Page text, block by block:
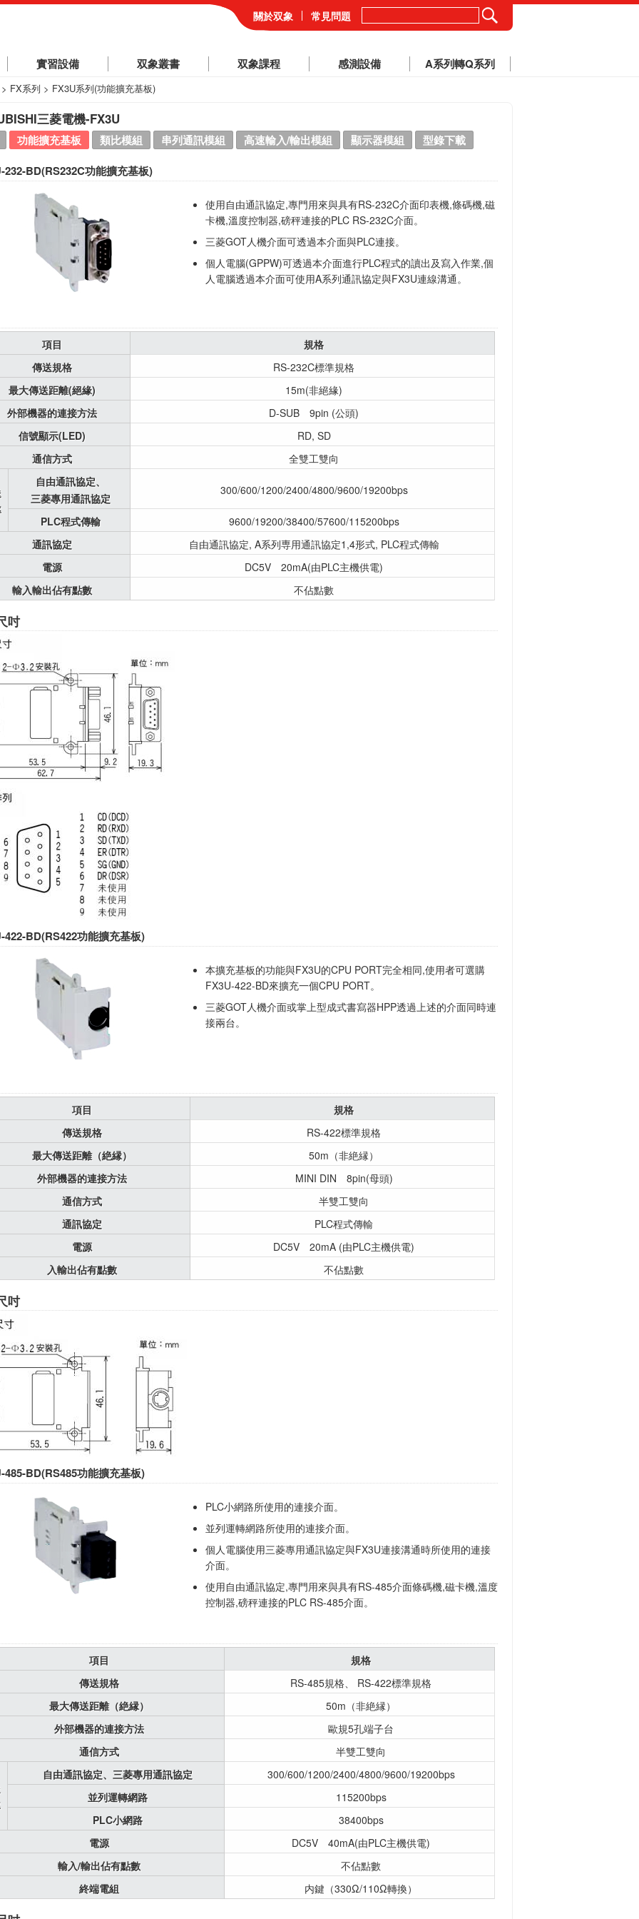
關於双象 常見問題
實習設備 双象叢書 双象課程 感測設備 A系列轉Q系列
FX系列 > FX3U系列(功能擴充基板)
三菱電機-FX3U
功能擴充基板 類比模組 串列通訊模組 高速輸入/輸出模組 顯示器模組
型錄下載
232-BD(RS232C功能擴充基板)
使用自由通訊協定,專門用來與具有RS-232C介面印表機,條碼機,磁
卡機,溫度控制器,磅秤連接的PLC RS-232C介面。
三菱GOT人機介面可透過本介面與PLC連接。
個人電腦(GPPW)可透過本介面進行PLC程式的讀出及寫入作業,個
人電腦透過本介面可使用A系列通訊協定與FX3U連線溝通。
項目
規格
傳送規格
RS-232C標準規格
最大傳送距離(絕緣)
15m(非絕緣)
外部機器的連接方法
D-SUB 9pin (公頭)
信號顯示(LED)
RD, SD
通信方式
全雙工雙向
自由通訊協定、
三菱專用通訊協定
300/600/1200/2400/4800/9600/19200bps
PLC程式傳輸
9600/19200/38400/57600/115200bps
通訊協定
自由通訊協定, A系列専用通訊協定1,4形式, PLC程式傳輸
電源
DC5V 20mA(由PLC主機供電)
輸入輸出佔有點數
不佔點數
吋
422-BD(RS422功能擴充基板)
本擴充基板的功能與FX3U的CPU PORT完全相同,使用者可選購
FX3U-422-BD來擴充一個CPU PORT。
三菱GOT人機介面或掌上型成式書寫器HPP透過上述的介面同時連
接兩台。
項目
規格
傳送規格
RS-422標準規格
最大傳送距離（絶縁）
50m（非絶縁）
外部機器的連接方法
MINI DIN 8pin(母頭)
通信方式
半雙工雙向
通訊協定
PLC程式傳輸
電源
DC5V 20mA (由PLC主機供電)
入輸出佔有點數
不佔點數
吋
485-BD(RS485功能擴充基板)
PLC小網路所使用的連接介面。
並列運轉網路所使用的連接介面。
個人電腦使用三菱專用通訊協定與FX3U連接溝通時所使用的連接
介面。
使用自由通訊協定,專門用來與具有RS-485介面條碼機,磁卡機,溫度
控制器,磅秤連接的PLC RS-485介面。
項目
規格
傳送規格
RS-485規格、 RS-422標準規格
最大傳送距離（絶縁）
50m（非絶縁）
外部機器的連接方法
歐規5孔端子台
通信方式
半雙工雙向
自由通訊協定、三菱專用通訊協定
300/600/1200/2400/4800/9600/19200bps
並列運轉網路
115200bps
PLC小網路
38400bps
電源
DC5V 40mA(由PLC主機供電)
輸入/輸出佔有點數
不佔點數
終端電組
内鍵（330Ω/110Ω轉換）